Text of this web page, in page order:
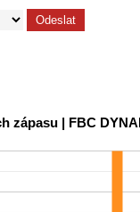
Odeslat